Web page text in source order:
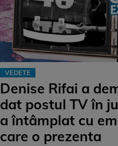
VEDETE
Denise Rifai a
dat postul TV în
a întâmplat cu
care o prezenta